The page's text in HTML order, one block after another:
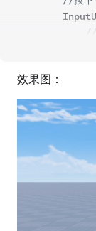
    }
}
效果图：